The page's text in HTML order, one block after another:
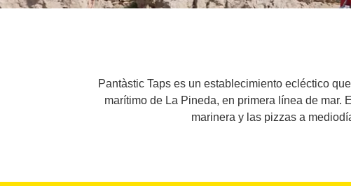
Pantàstic Taps es un establecimiento ecléctico
marítimo de La Pineda, en primera línea de mar.
marinera y las pizzas a